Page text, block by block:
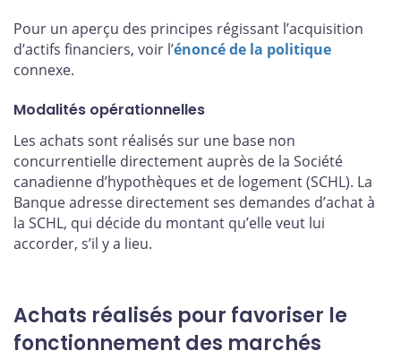
Pour un aperçu des principes régissant l’acquisition
d’actifs financiers, voir l’énoncé de la politique
connexe.
Modalités opérationnelles
Les achats sont réalisés sur une base non
concurrentielle directement auprès de la Société
canadienne d’hypothèques et de logement (SCHL). La
Banque adresse directement ses demandes d’achat à
la SCHL, qui décide du montant qu’elle veut lui
accorder, s’il y a lieu.
Achats réalisés pour favoriser le
fonctionnement des marchés